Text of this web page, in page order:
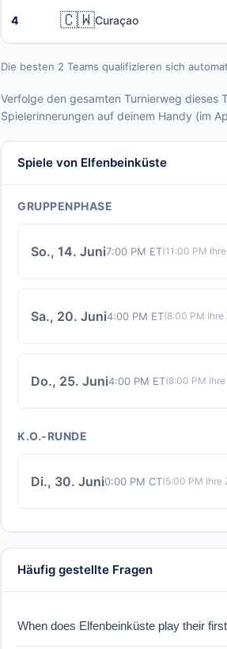
4 🇨🇼Curaçao
Die besten 2 Teams qualifizieren sich
Verfolge den gesamten Turnierweg
Spielerinnerungen auf deinem Handy (im
Spiele von Elfenbeinküste
GRUPPENPHASE
So., 14. Juni7:00 PM ET(11:00 PM
Sa., 20. Juni4:00 PM ET(8:00 PM Ihre
Do., 25. Juni4:00 PM ET(8:00 PM
K.O.-RUNDE
Di., 30. Juni0:00 PM CT(5:00 PM Ihre
Häufig gestellte Fragen
When does Elfenbeinküste play their